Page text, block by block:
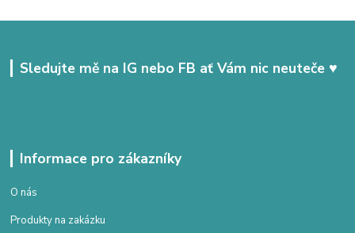
Sledujte mě na IG nebo FB ať Vám nic neuteče ♥
Informace pro zákazníky
O nás
Produkty na zakázku